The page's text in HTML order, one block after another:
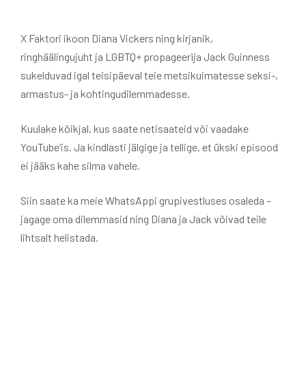
X Faktori ikoon Diana Vickers ning kirjanik,
ringhäälingujuht ja LGBTQ+ propageerija Jack Guinness
sukelduvad igal teisipäeval teie metsikuimatesse seksi-,
armastus- ja kohtingudilemmadesse.
Kuulake kõikjal, kus saate netisaateid või vaadake
YouTube’is. Ja kindlasti jälgige ja tellige, et ükski episood
ei jääks kahe silma vahele.
Siin saate ka meie WhatsAppi grupivestluses osaleda –
jagage oma dilemmasid ning Diana ja Jack võivad teile
lihtsalt helistada.